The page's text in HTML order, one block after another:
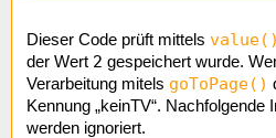
Dieser Code prüft mittels value()
der Wert 2 gespeichert wurde.
Verarbeitung mitels goToPage()
Kennung „keinTV“. Nachfolgende
werden ignoriert.